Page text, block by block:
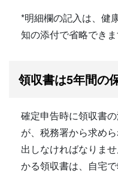
*明細欄の記入は、健
知の添付で省略できま
領収書は5年間の
確定申告時に領収書
が、税務署から求め
出しなければなりま
かる領収書は、自宅